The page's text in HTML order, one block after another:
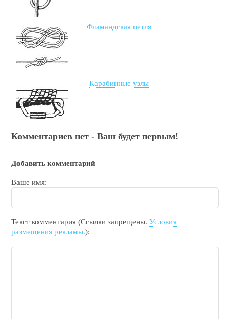
Фламандская петля
Карабинные узлы
Комментариев нет - Ваш будет первым!
Добавить комментарий
Ваше имя:
Текст комментария (Ссылки запрещены.Условия
размещения рекламы.):